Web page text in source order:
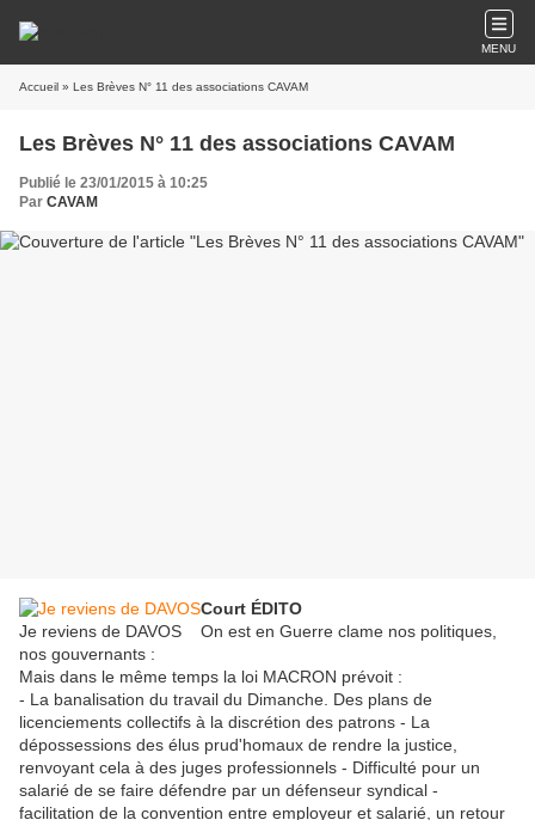
MENU
Accueil » Les Brèves N° 11 des associations CAVAM
Les Brèves N° 11 des associations CAVAM
Publié le 23/01/2015 à 10:25
Par CAVAM
Je reviens de DAVOS
Court ÉDITO
On est en Guerre clame nos politiques,
nos gouvernants :
Mais dans le même temps la loi MACRON prévoit :
- La banalisation du travail du Dimanche. Des plans de
licenciements collectifs à la discrétion des patrons - La
dépossessions des élus prud'homaux de rendre la justice,
renvoyant cela à des juges professionnels - Difficulté pour un
salarié de se faire défendre par un défenseur syndical -
facilitation de la convention entre employeur et salarié, un retour